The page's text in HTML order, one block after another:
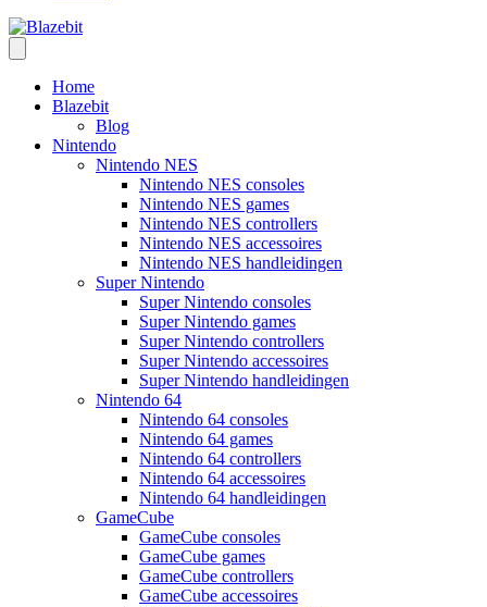
Home
Blazebit
Blog
Nintendo
Nintendo NES
Nintendo NES consoles
Nintendo NES games
Nintendo NES controllers
Nintendo NES accessoires
Nintendo NES handleidingen
Super Nintendo
Super Nintendo consoles
Super Nintendo games
Super Nintendo controllers
Super Nintendo accessoires
Super Nintendo handleidingen
Nintendo 64
Nintendo 64 consoles
Nintendo 64 games
Nintendo 64 controllers
Nintendo 64 accessoires
Nintendo 64 handleidingen
GameCube
GameCube consoles
GameCube games
GameCube controllers
GameCube accessoires